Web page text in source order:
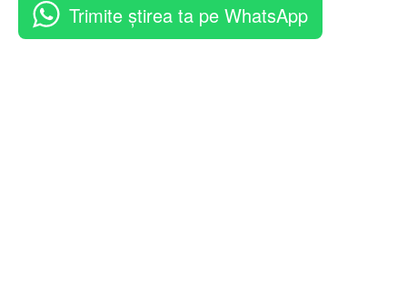
Trimite știrea ta pe WhatsApp